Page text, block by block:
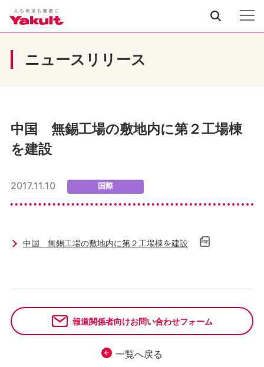
ニュースリリース
中国 無錫工場の敷地内に第２工場棟
を建設
2017.11.10 国際
中国 無錫工場の敷地内に第２工場棟を建設
一覧へ戻る
報道関係者向けお問い合わせフォーム